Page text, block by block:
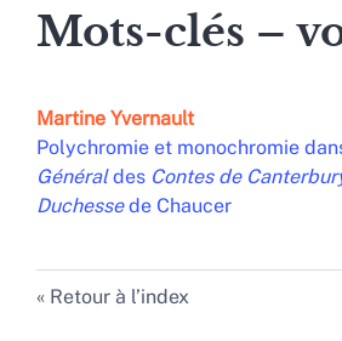
Mots-clés –
Martine Yvernault
Polychromie et monochromie
Généraldes Contes de
Duchessede Chaucer
Retour à l’index